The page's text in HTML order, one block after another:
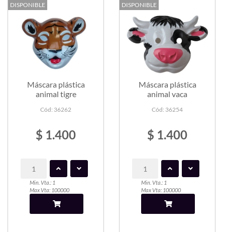
DISPONIBLE
Máscara plástica
animal tigre
Cód: 36262
$ 1.400
Min. Vta.: 1
Max Vta: 100000
DISPONIBLE
Máscara plástica
animal vaca
Cód: 36254
$ 1.400
Min. Vta.: 1
Max Vta: 100000